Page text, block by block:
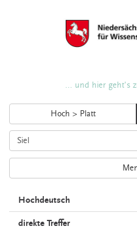
... und hier geht's
Hoch > Platt
Hochdeutsch
direkte Treffer